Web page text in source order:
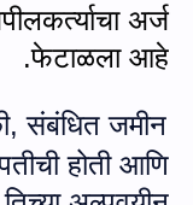
अर्ज
फेटाळला आहे.
संबंधित जमीन
होती आणि